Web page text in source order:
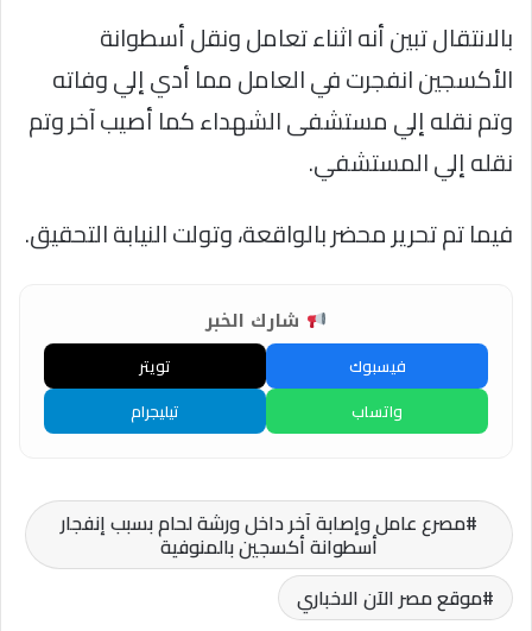
بالانتقال تبين أنه اثناء تعامل ونقل أسطوانة
الأكسجين انفجرت في العامل مما أدي إلي وفاته
وتم نقله إلي مستشفى الشهداء كما أصيب آخر وتم
نقله إلي المستشفي.
فيما تم تحرير محضر بالواقعة، وتولت النيابة التحقيق.
شارك الخبر
فيسبوك
تويتر
واتساب
تيليجرام
مصرع عامل وإصابة آخر داخل ورشة لحام بسبب إنفجار
أسطوانة أكسجين بالمنوفية
موقع مصر الآن الاخباري